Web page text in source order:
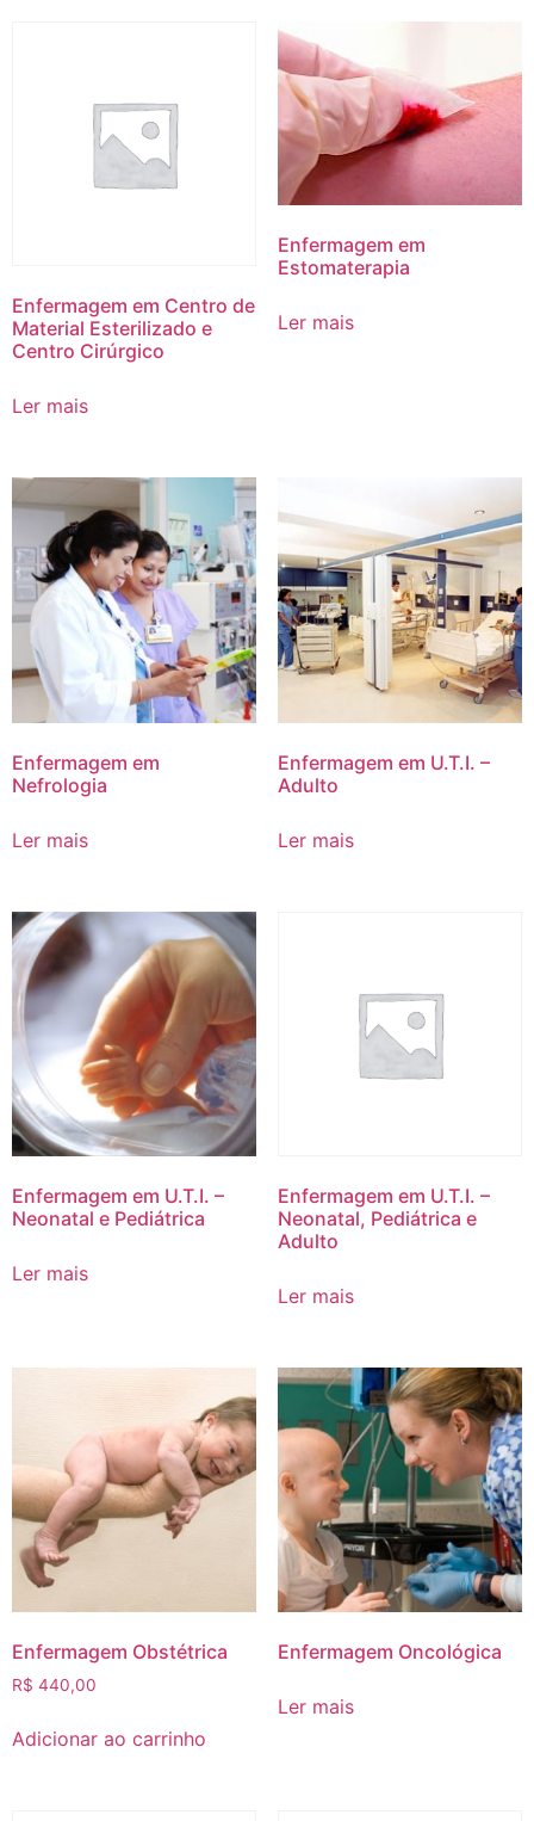
Enfermagem em Centro de
Material Esterilizado e
Centro Cirúrgico
Ler mais
Enfermagem em
Estomaterapia
Ler mais
Enfermagem em
Nefrologia
Ler mais
Enfermagem em U.T.I. –
Adulto
Ler mais
Enfermagem em U.T.I. –
Neonatal e Pediátrica
Ler mais
Enfermagem em U.T.I. –
Neonatal, Pediátrica e
Adulto
Ler mais
Enfermagem Obstétrica
R$ 440,00
Adicionar ao carrinho
Enfermagem Oncológica
Ler mais